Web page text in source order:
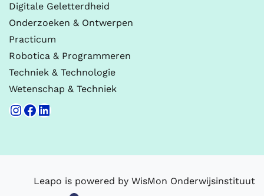
Digitale Geletterdheid
Onderzoeken & Ontwerpen
Practicum
Robotica & Programmeren
Techniek & Technologie
Wetenschap & Techniek
Instagram
Facebook
LinkedIn
Leapo is powered by WisMon Onderwijsinstituut